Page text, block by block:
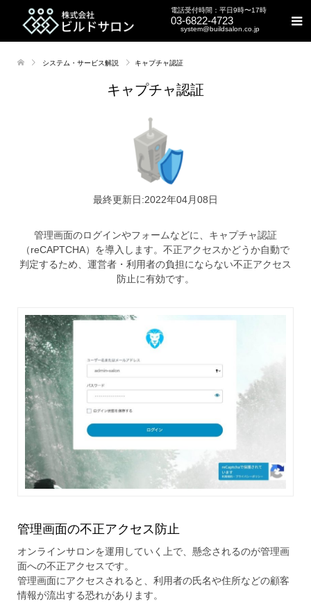
電話受付時間：平日9時〜17時
03-6822-4723
system@buildsalon.co.jp
システム・サービス解説 キャプチャ認証
キャプチャ認証
最終更新日:2022年04月08日
管理画面のログインやフォームなどに、キャプチャ認証
（reCAPTCHA）を導入します。不正アクセスかどうか自動で
判定するため、運営者・利用者の負担にならない不正アクセス
防止に有効です。
管理画面の不正アクセス防止
オンラインサロンを運用していく上で、懸念されるのが管理画
面への不正アクセスです。
管理画面にアクセスされると、利用者の氏名や住所などの顧客
情報が流出する恐れがあります。